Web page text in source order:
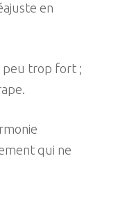
en
peu trop fort ;
qui ne